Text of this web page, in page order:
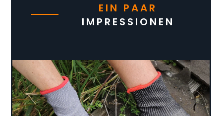
EIN PAAR
IMPRESSIONEN